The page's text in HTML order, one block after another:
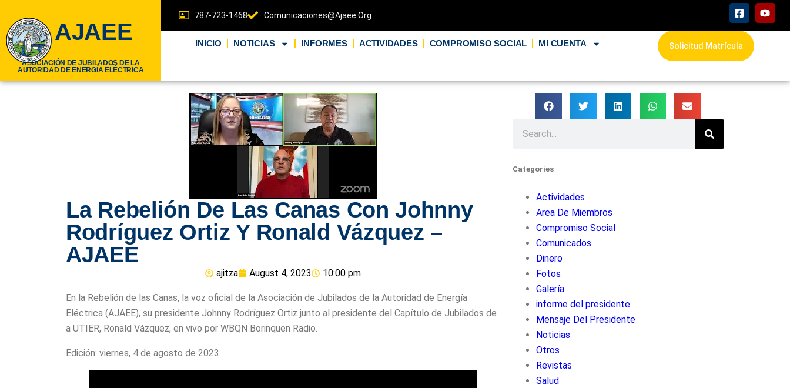
787-723-1468 Comunicaciones@ajaee.org
AJAEE
ASOCIACIÓN DE JUBILADOS DE LA
AUTORIDAD DE ENERGÍA ELÉCTRICA
INICIO NOTICIAS INFORMES ACTIVIDADES COMPROMISO SOCIAL MI CUENTA Solicitud Matrícula
La Rebelión De Las Canas Con Johnny
Rodríguez Ortiz Y Ronald Vázquez –
AJAEE
ajitza August 4, 2023 10:00 pm
En la Rebelión de las Canas, la voz oficial de la Asociación de Jubilados de la Autoridad de Energía
Eléctrica (AJAEE), su presidente Johnny Rodríguez Ortiz junto al presidente del Capítulo de Jubilados de
a UTIER, Ronald Vázquez, en vivo por WBQN Borinquen Radio.
Edición: viernes, 4 de agosto de 2023
Categories
Actividades
Area De Miembros
Compromiso Social
Comunicados
Dinero
Fotos
Galería
informe del presidente
Mensaje Del Presidente
Noticias
Otros
Revistas
Salud